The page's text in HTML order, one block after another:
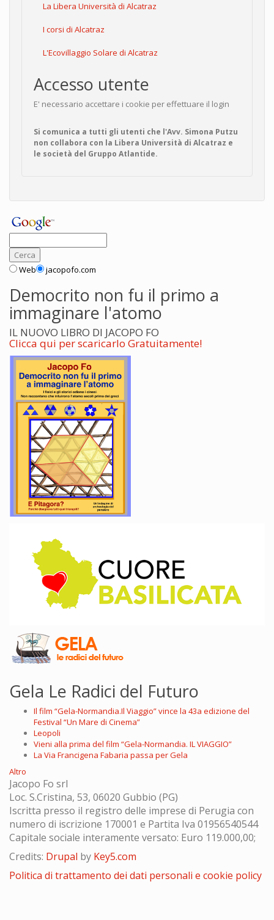
La Libera Università di Alcatraz
I corsi di Alcatraz
L'Ecovillaggio Solare di Alcatraz
Accesso utente
E' necessario accettare i cookie per effettuare il login
Si comunica a tutti gli utenti che l'Avv. Simona Putzu
non collabora con la Libera Università di Alcatraz e
le società del Gruppo Atlantide.
Web jacopofo.com
Democrito non fu il primo a
immaginare l'atomo
IL NUOVO LIBRO DI JACOPO FO
Clicca qui per scaricarlo Gratuitamente!
Gela Le Radici del Futuro
Il film “Gela-Normandia.Il Viaggio” vince la 43a edizione del
Festival “Un Mare di Cinema”
Leopoli
Vieni alla prima del film “Gela-Normandia. IL VIAGGIO”
La Via Francigena Fabaria passa per Gela
Altro
Jacopo Fo srl
Loc. S.Cristina, 53, 06020 Gubbio (PG)
Iscritta presso il registro delle imprese di Perugia con
numero di iscrizione 170001 e Partita Iva 01956540544
Capitale sociale interamente versato: Euro 119.000,00;
Credits: Drupal by Key5.com
Politica di trattamento dei dati personali e cookie policy